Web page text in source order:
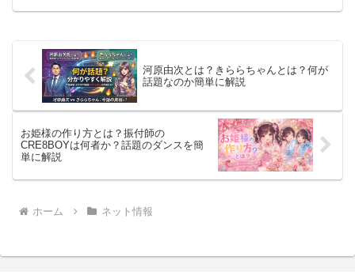
河原由次とは？きららちゃんとは？何が
話題なのか簡単に解説
お姫様の作り方とは？振付師の
CRE8BOYは何者か？話題のダンスを簡
単に解説
ホーム ネット情報